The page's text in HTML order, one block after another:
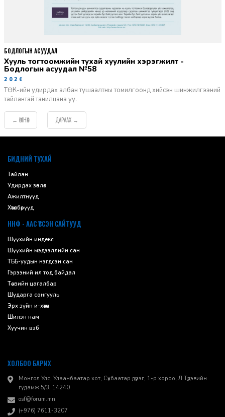
Хууль тогтоомжийн тухай хуулийн хэрэгжилт -
Бодлогын асуудал №58
2026-06-02
ТӨК-ийн удирдах албан тушаалтны томилгоонд хийсэн шинжилгээний
тайлантай танилцана уу.
БОДЛОГЫН АСУУДАЛ
← ӨМНӨХ ДАРААХ →
БИДНИЙ ТУХАЙ
Тайлан
Удирдах зөвлөл
Ажилтнууд
Хөтөлбөрүүд
ННФ - ААС ҮҮССЭН САЙТУУД
Шүүхийн индекс
Шүүхийн мэдээллийн сан
ТББ-уудын нэгдсэн сан
Гэрээний ил тод байдал
Төсвийн цагалбар
Шударга сонгууль
Эрх зүйн и-хөтөч
Шилэн нам
Хуучин вэб
ХОЛБОО БАРИХ
Монгол Улс, Улаанбаатар хот, Сүхбаатар дүүрэг, 1-р хороо, ​Л.Түдэвийн
гудамж 5/3, 14240
osf@forum.mn
(+976) 7611-3207